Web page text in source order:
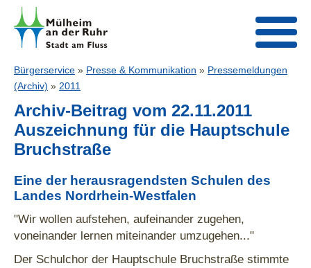
Bürgerservice » Presse & Kommunikation » Pressemeldungen
(Archiv) » 2011
Archiv-Beitrag vom 22.11.2011
Auszeichnung für die Hauptschule
Bruchstraße
Eine der herausragendsten Schulen des
Landes Nordrhein-Westfalen
"Wir wollen aufstehen, aufeinander zugehen,
voneinander lernen miteinander umzugehen..."
Der Schulchor der Hauptschule Bruchstraße stimmte